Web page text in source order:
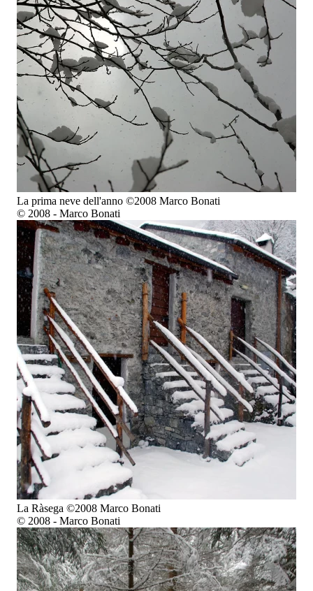
La prima neve dell'anno ©2008 Marco Bonati
© 2008 - Marco Bonati
La Ràsega ©2008 Marco Bonati
© 2008 - Marco Bonati